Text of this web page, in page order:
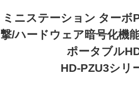
ミニステーション ターボ
撃/ハードウェア暗号化機
ポータブル
HD-PZU3シリ